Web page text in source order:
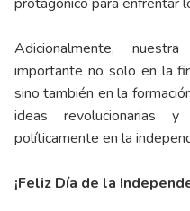
Adicionalmente,
importante no solo en la
sino también en la
ideas revolucionarias
políticamente en la
¡Feliz Día de la